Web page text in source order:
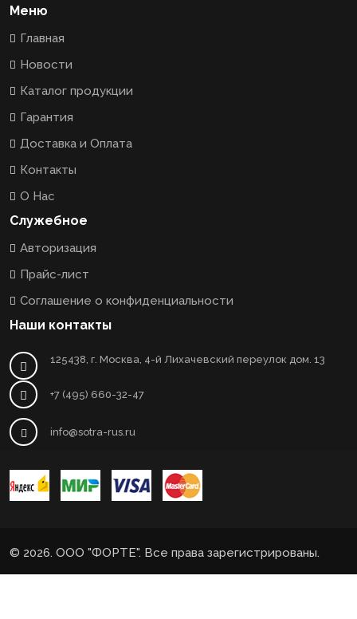
Меню
Главная
Новости
Каталог продукции
Гарантия
Доставка и Оплата
Контакты
О Нас
Служебное
Авторизация
Прайс-лист
Соглашение о конфиденциальности
Наши контакты
125438, г. Москва, 4-й Лихачевский переулок дом. 13
+7 (495) 660-32-47
info@sotra-rus.ru
© 2026. ООО "ФОРТЕ". Все права зарегистрированы.